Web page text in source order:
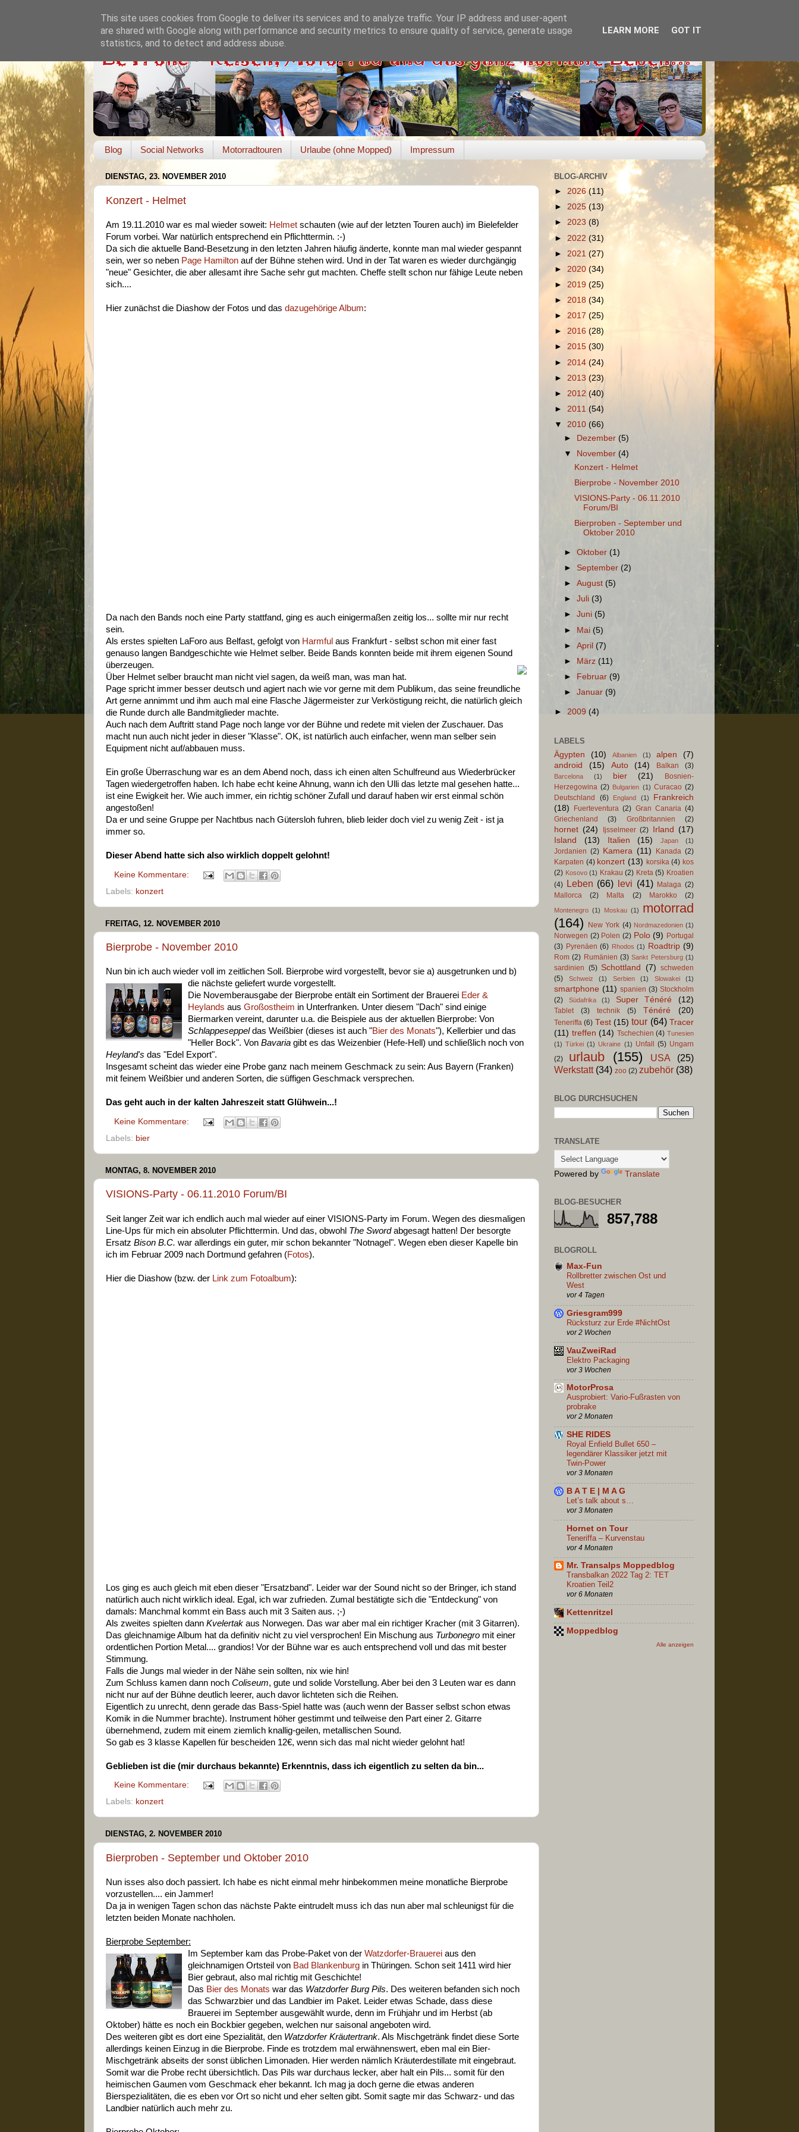
Blog Social Networks Motorradtouren Urlaube (ohne Mopped) Impressum
DIENSTAG, 23. NOVEMBER 2010
Konzert - Helmet
Am 19.11.2010 war es mal wieder soweit: Helmet schauten (wie auf der letzten Touren auch) im Bielefelder
Forum vorbei. War natürlich entsprechend ein Pflichttermin. :-)
Da sich die aktuelle Band-Besetzung in den letzten Jahren häufig änderte, konnte man mal wieder gespannt
sein, wer so neben Page Hamilton auf der Bühne stehen wird. Und in der Tat waren es wieder durchgängig
"neue" Gesichter, die aber allesamt ihre Sache sehr gut machten. Cheffe stellt schon nur fähige Leute neben
sich....
Hier zunächst die Diashow der Fotos und das dazugehörige Album:
Da nach den Bands noch eine Party stattfand, ging es auch einigermaßen zeitig los... sollte mir nur recht
sein.
Als erstes spielten LaForo aus Belfast, gefolgt von Harmful aus Frankfurt - selbst schon mit einer fast
genauso langen Bandgeschichte wie Helmet selber. Beide Bands konnten beide mit ihrem eigenen Sound
überzeugen.
Über Helmet selber braucht man nicht viel sagen, da weiß man, was man hat.
Page spricht immer besser deutsch und agiert nach wie vor gerne mit dem Publikum, das seine freundliche
Art gerne annimmt und ihm auch mal eine Flasche Jägermeister zur Verköstigung reicht, die natürlich gleich
die Runde durch alle Bandmitglieder machte.
Auch nach dem Auftritt stand Page noch lange vor der Bühne und redete mit vielen der Zuschauer. Das
macht nun auch nicht jeder in dieser "Klasse". OK, ist natürlich auch einfacher, wenn man selber sein
Equipment nicht auf/abbauen muss.
Ein große Überraschung war es an dem Abend noch, dass ich einen alten Schulfreund aus Wiederbrücker
Tagen wiedergetroffen haben. Ich habe echt keine Ahnung, wann ich den Ulli das letzte mal gesehen hatte...
ist eine Ewigkeit her. Wie auch immer, ein richtig schöner Zufall und darauf haben wir erst einmal schön
angestoßen!
Da er und seine Gruppe per Nachtbus nach Gütersloh fuhren, blieb leider doch viel zu wenig Zeit - ist ja
immer so.
Dieser Abend hatte sich also wirklich doppelt gelohnt!
Keine Kommentare:
Labels: konzert
FREITAG, 12. NOVEMBER 2010
Bierprobe - November 2010
Nun bin ich auch wieder voll im zeitlichen Soll. Bierprobe wird vorgestellt, bevor sie a) ausgetrunken und b)
die nächste geliefert wurde vorgestellt.
Die Novemberausgabe der Bierprobe entält ein Sortiment der Brauerei Eder &
Heylands aus Großostheim in Unterfranken. Unter diesem "Dach" sind einige
Biermarken vereint, darunter u.a. die Beispiele aus der aktuellen Bierprobe: Von
Schlappeseppeldas Weißbier (dieses ist auch "Bier des Monats"), Kellerbier und das
"Heller Bock". Von Bavaria gibt es das Weizenbier (Hefe-Hell) und schließlich noch von
Heyland's das "Edel Export".
Insgesamt scheint das wieder eine Probe ganz nach meinem Geschmack zu sein: Aus Bayern (Franken)
mit feinem Weißbier und anderen Sorten, die süffigen Geschmack versprechen.
Das geht auch in der kalten Jahreszeit statt Glühwein...!
Keine Kommentare:
Labels: bier
MONTAG, 8. NOVEMBER 2010
VISIONS-Party - 06.11.2010 Forum/BI
Seit langer Zeit war ich endlich auch mal wieder auf einer VISIONS-Party im Forum. Wegen des diesmaligen
Line-Ups für mich ein absoluter Pflichttermin. Und das, obwohl The Swordabgesagt hatten! Der besorgte
Ersatz Bison B.C. war allerdings ein guter, mir schon bekannter "Notnagel". Wegen eben dieser Kapelle bin
ich im Februar 2009 nach Dortmund gefahren (Fotos).
Hier die Diashow (bzw. der Link zum Fotoalbum):
Los ging es auch gleich mit eben dieser "Ersatzband". Leider war der Sound nicht so der Bringer, ich stand
natürlich auch nicht wirklich ideal. Egal, ich war zufrieden. Zumal bestätigte sich die "Entdeckung" von
damals: Manchmal kommt ein Bass auch mit 3 Saiten aus. ;-)
Als zweites spielten dann Kvelertak aus Norwegen. Das war aber mal ein richtiger Kracher (mit 3 Gitarren).
Das gleichnamige Album hat da definitiv nicht zu viel versprochen! Ein Mischung aus Turbonegro mit einer
ordentlichen Portion Metal.... grandios! Vor der Bühne war es auch entsprechend voll und das mit bester
Stimmung.
Falls die Jungs mal wieder in der Nähe sein sollten, nix wie hin!
Zum Schluss kamen dann noch Coliseum, gute und solide Vorstellung. Aber bei den 3 Leuten war es dann
nicht nur auf der Bühne deutlich leerer, auch davor lichteten sich die Reihen.
Eigentlich zu unrecht, denn gerade das Bass-Spiel hatte was (auch wenn der Basser selbst schon etwas
Komik in die Nummer brachte). Instrument höher gestimmt und teilweise den Part einer 2. Gitarre
übernehmend, zudem mit einem ziemlich knallig-geilen, metallischen Sound.
So gab es 3 klasse Kapellen für bescheiden 12€, wenn sich das mal nicht wieder gelohnt hat!
Geblieben ist die (mir durchaus bekannte) Erkenntnis, dass ich eigentlich zu selten da bin...
Keine Kommentare:
Labels: konzert
DIENSTAG, 2. NOVEMBER 2010
Bierproben - September und Oktober 2010
Nun isses also doch passiert. Ich habe es nicht einmal mehr hinbekommen meine monatliche Bierprobe
vorzustellen.... ein Jammer!
Da ja in wenigen Tagen schon das nächste Pakte eintrudelt muss ich das nun aber mal schleunigst für die
letzten beiden Monate nachholen.
Bierprobe September:
Im September kam das Probe-Paket von der Watzdorfer-Brauerei aus den
gleichnamigen Ortsteil von Bad Blankenburg in Thüringen. Schon seit 1411 wird hier
Bier gebraut, also mal richtig mit Geschichte!
Das Bier des Monats war das Watzdorfer Burg Pils. Des weiteren befanden sich noch
das Schwarzbier und das Landbier im Paket. Leider etwas Schade, dass diese
Brauerei im September ausgewählt wurde, denn im Frühjahr und im Herbst (ab
Oktober) hätte es noch ein Bockbier gegeben, welchen nur saisonal angeboten wird.
Des weiteren gibt es dort eine Spezialität, den Watzdorfer Kräutertrank. Als Mischgetränk findet diese Sorte
allerdings keinen Einzug in die Bierprobe. Finde es trotzdem mal erwähnenswert, eben mal ein Bier-
Mischgetränk abseits der sonst üblichen Limonaden. Hier werden nämlich Kräuterdestillate mit eingebraut.
Somit war die Probe recht übersichtlich. Das Pils war durchaus lecker, aber halt ein Pils... somit für den
heimischen Gaumen vom Geschmack eher bekannt. Ich mag ja doch gerne die etwas anderen
Bierspezialitäten, die es eben vor Ort so nicht und eher selten gibt. Somit sagte mir das Schwarz- und das
Landbier natürlich auch mehr zu.
BLOG-ARCHIV
► 2026 (11)
► 2025(13)
► 2023 (8)
► 2022 (31)
► 2021 (27)
► 2020 (34)
► 2019 (25)
► 2018 (34)
► 2017 (25)
► 2016 (28)
► 2015 (30)
► 2014 (24)
► 2013 (23)
► 2012 (40)
► 2011 (54)
▼ 2010 (66)
►
Dezember(5)
▼
November (4)
Konzert - Helmet
Bierprobe - November 2010
VISIONS-Party - 06.11.2010
Forum/BI
Bierproben - September und
Oktober 2010
►Oktober (1)
► September (2)
►August(5)
►Juli (3)
►Juni(5)
► Mai (5)
►April (7)
►
März (11)
►
Februar (9)
►Januar (9)
► 2009 (4)
LABELS
Ägypten
(10) Albanien (1) alpen
(7)
android
(15) Auto (14) Balkan (3)
Barcelona (1) bier (21)
Bosnien-
Herzegowina (2) Bulgarien (1) Curacao (2)
Deutschland
(6) England (1)
Frankreich
(18)
Fuerteventura (2) Gran Canaria (4)
Griechenland
(3) Großbritannien (2)
hornet (24) Ijsselmeer (2) Irland
(17)
Island
(13) Italien (15) Japan (1)
Jordanien (2) Kamera (11) Kanada (2)
Karpaten (4) konzert (13) korsika (4) kos
(2) Kosovo (1) Krakau (2) Kreta (5) Kroatien
(4) Leben (66) levi (41) Malaga (2)
Mallorca
(2) Malta (2) Marokko (2)
Montenegro (1) Moskau (1)
motorrad
(164)
New York (4) Nordmazedonien (1)
Norwegen (2) Polen (2) Polo (9) Portugal
(3) Pyrenäen (6) Rhodos (1) Roadtrip (9)
Rom (2) Rumänien (3) Sankt Petersburg (1)
sardinien (5) Schottland (7) schweden
(5)
Schweiz (1) Serbien (1) Slowakei (1)
smartphone (11) spanien (3) Stockholm
(2)
Südafrika (1) Super Ténéré (12)
Tablet (3) technik (5) Ténéré (20)
Teneriffa (6) Test (15) tour (64) Tracer
(11) treffen (14) Tschechien (4) Tunesien
(1) Türkei (1) Ukraine (1) Unfall (5) Ungarn
(2)
urlaub (155) USA
(25)
Werkstatt (34) zoo (2) zubehör (38)
BLOG DURCHSUCHEN
TRANSLATE
Powered by Translate
BLOG-BESUCHER
857,788
BLOGROLL
Max-Fun
Rollbretter zwischen Ost und
West
vor 4 Tagen
Griesgram999
Rücksturz zur Erde #NichtOst
vor 2 Wochen
VauZweiRad
Elektro Packaging
vor 3 Wochen
MotorProsa
Ausprobiert: Vario-Fußrasten von
probrake
vor 2 Monaten
SHE RIDES
Royal Enfield Bullet 650 –
legendärer Klassiker jetzt mit
Twin-Power
vor 3 Monaten
B A T E | M A G
Let’s talk about s…
vor 3 Monaten
Hornet on Tour
Teneriffa – Kurvenstau
vor 4 Monaten
Mr. Transalps Moppedblog
Transbalkan 2022 Tag 2: TET
Kroatien Teil2
vor 6 Monaten
Kettenritzel
Moppedblog
Alle anzeigen
This site uses cookies from Google to deliver its services and to analyze traffic. Your IP address and user-agent
are shared with Google along with performance and security metrics to ensure quality of service, generate usage
statistics, and to detect and address abuse.
LEARN MORE GOT IT